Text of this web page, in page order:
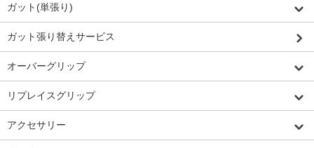
ガット(単張り)
ガット張り替えサービス
オーバーグリップ
リプレイスグリップ
アクセサリー